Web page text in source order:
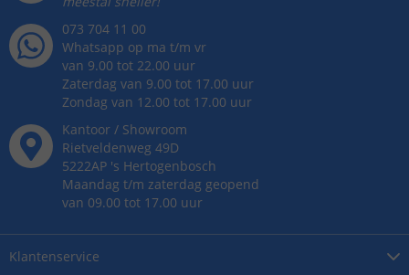
Klantenservice
073 704 11 00
Whatsapp op ma t/m vr
van 9.00 tot 22.00 uur
Zaterdag van 9.00 tot 17.00 uur
Zondag van 12.00 tot 17.00 uur
Kantoor / Showroom
Rietveldenweg 49D
5222AP 's Hertogenbosch
Maandag t/m zaterdag geopend
van 09.00 tot 17.00 uur